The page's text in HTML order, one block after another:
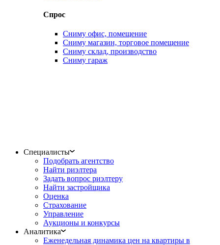
Спрос
Сниму офис, помещение
Сниму магазин, торговое помещение
Сниму склад, производство
Сниму гараж
Специалисты
Подобрать агентство
Найти риэлтера
Задать вопрос риэлтеру
Найти застройщика
Оценка
Страхование
Управление
Аукционы и конкурсы
Аналитика
Еженедельная динамика цен на квартиры в